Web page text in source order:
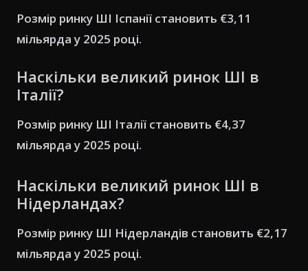
Розмір ринку ШІ Іспанії становить €3,11
мільярда у 2025 році.
Наскільки великий ринок ШІ в
Італії?
Розмір ринку ШІ Італії становить €4,37
мільярда у 2025 році.
Наскільки великий ринок ШІ в
Нідерландах?
Розмір ринку ШІ Нідерландів становить €2,17
мільярда у 2025 році.